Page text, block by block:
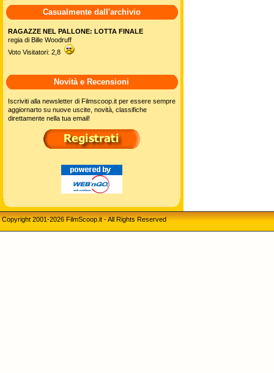
Casualmente dall'archivio
RAGAZZE NEL PALLONE: LOTTA FINALE
regia di Bille Woodruff
Voto Visitatori: 2,8
Novità e Recensioni
Iscriviti alla newsletter di Filmscoop.it per essere sempre
aggiornarto su nuove uscite, novità, classifiche
direttamente nella tua email!
Copyright 2001-2026 FilmScoop.it - All Rights Reserved